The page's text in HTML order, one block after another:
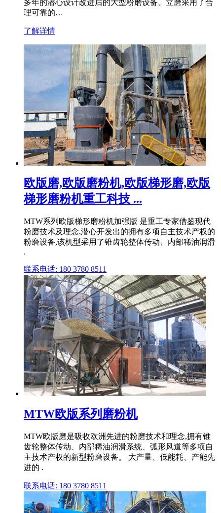
多年的潜心设计改进后的大型粉磨设备。立磨采用了合
理可靠的…
了解详情
欧版磨,欧版磨粉机,欧版梯形磨,欧版
梯形磨粉机重工科技 ...
MTW系列欧版梯形磨粉机加强版 是重工专家借鉴现代
粉磨技术及理念,潜心开发出的拥有多项自主技术产权的
粉磨设备,该机型采用了锥齿轮整体传动、内部稀油润滑
.
联系电话: 180 3780 8511
MTW欧版系列磨粉机
MTW欧版磨是吸收欧洲先进的粉磨技术和理念,拥有锥
齿轮整体传动、内部稀油润滑系统、弧形风道等多项自
主技术产权的新型粉磨设备。 大产量、低能耗、产能先
进的 .
联系电话: 180 3780 8511